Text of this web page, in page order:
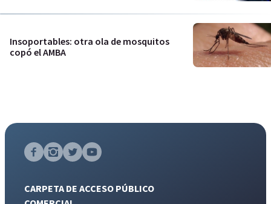
Insoportables: otra ola de mosquitos
copó el AMBA
CARPETA DE ACCESO PÚBLICO